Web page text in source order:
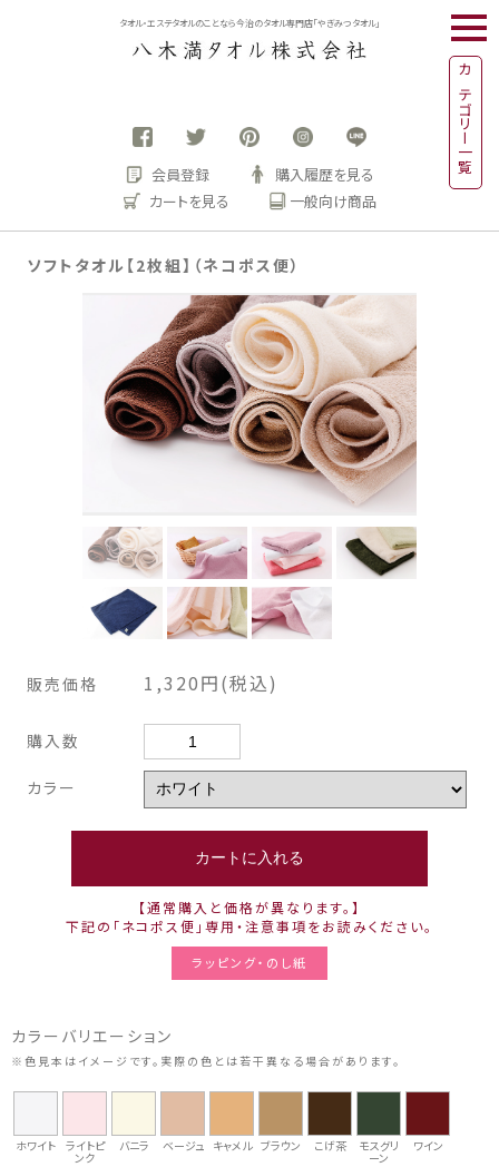
タオル・エステタオルのことなら今治のタオル専門店「やぎみつタオル」
会員登録
購入履歴を見る
カートを見る
一般向け商品
カテゴリー一覧
ソフトタオル【2枚組】（ネコポス便）
販売価格 1,320円(税込)
購入数
カラー
【通常購入と価格が異なります。】
下記の「ネコポス便」専用・注意事項をお読みください。
ラッピング・のし紙
カラーバリエーション
※色見本はイメージです。実際の色とは若干異なる場合があります。
ホワイト ライトピ
ンク
バニラ ベージュ キャメル ブラウン こげ茶 モスグリ
ーン
ワイン